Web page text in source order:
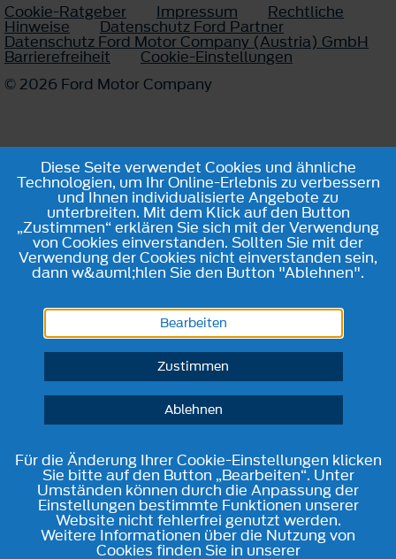
Cookie-Ratgeber Impressum Rechtliche
Hinweise Datenschutz Ford Partner
Datenschutz Ford Motor Company (Austria) GmbH
Barrierefreiheit
Cookie-Einstellungen
© 2026 Ford Motor Company
Diese Seite verwendet Cookies und ähnliche
Technologien, um Ihr Online-Erlebnis zu verbessern
und Ihnen individualisierte Angebote zu
unterbreiten. Mit dem Klick auf den Button
„Zustimmen“ erklären Sie sich mit der Verwendung
von Cookies einverstanden. Sollten Sie mit der
Verwendung der Cookies nicht einverstanden sein,
dann w&auml;hlen Sie den Button "Ablehnen".
Bearbeiten
Zustimmen
Ablehnen
Für die Änderung Ihrer Cookie-Einstellungen klicken
Sie bitte auf den Button „Bearbeiten“. Unter
Umständen können durch die Anpassung der
Einstellungen bestimmte Funktionen unserer
Website nicht fehlerfrei genutzt werden.
Weitere Informationen über die Nutzung von
Cookies finden Sie in unserer